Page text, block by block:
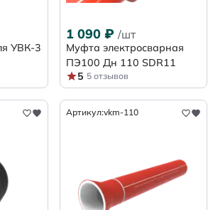
УВК-3
1 090 ₽ /шт
Муфта электросварная
ПЭ100 Дн 110 SDR11
5 5 отзывов
Артикул:vkm-110